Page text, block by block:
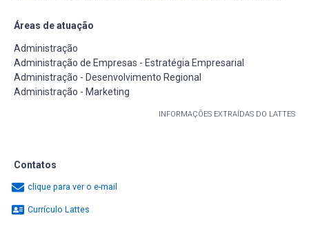
Áreas de atuação
Administração
Administração de Empresas - Estratégia Empresarial
Administração - Desenvolvimento Regional
Administração - Marketing
INFORMAÇÕES EXTRAÍDAS DO LATTES
Contatos
clique para ver o e-mail
Currículo Lattes